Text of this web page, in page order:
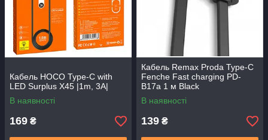
Кабель HOCO Type-C with
LED Surplus X45 |1m, 3A|
В наявності
169 ₴
Кабель Remax Proda Type-C
Fenche Fast charging PD-
B17a 1 м Black
В наявності
139 ₴